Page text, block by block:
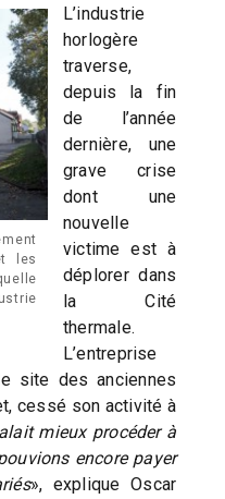
les
L’industrie
horlogère
traverse,
depuis la fin
de l’année
dernière, une
grave crise
dont une
nouvelle
victime est à
déplorer dans
la Cité
thermale.
L’entreprise
site des anciennes
cessé son activité à
mieux procéder à
encore payer
», explique Oscar